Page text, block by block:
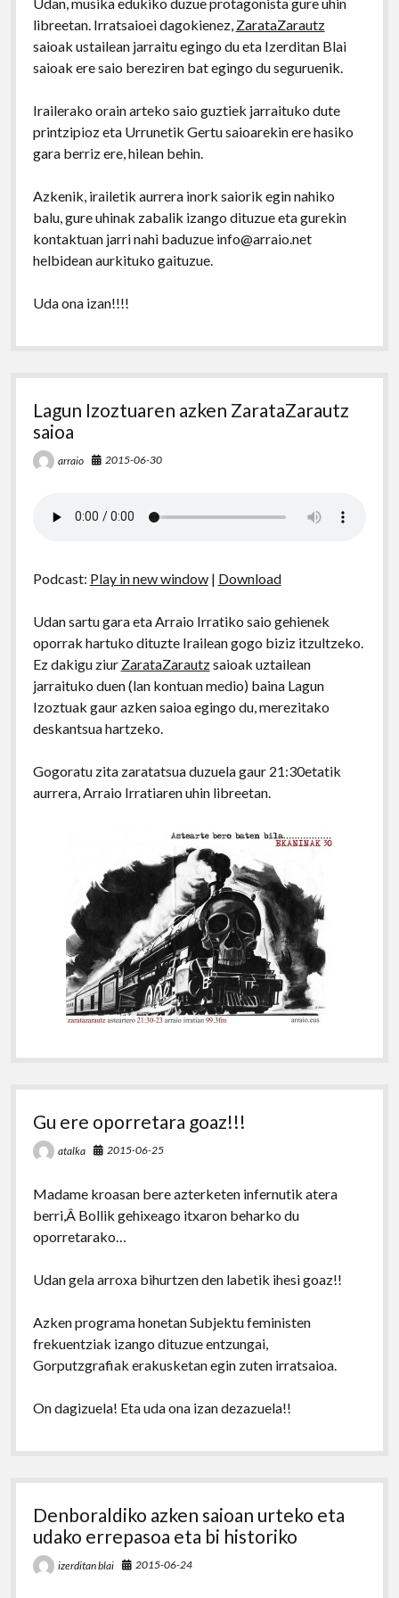
libreetan. Irratsaioei dagokienez, ZarataZarautz
saioak ustailean jarraitu egingo du eta Izerditan Blai
saioak ere saio bereziren bat egingo du seguruenik.
Irailerako orain arteko saio guztiek jarraituko dute
printzipioz eta Urrunetik Gertu saioarekin ere hasiko
gara berriz ere, hilean behin.
Azkenik, irailetik aurrera inork saiorik egin nahiko
balu, gure uhinak zabalik izango dituzue eta gurekin
kontaktuan jarri nahi baduzue info@arraio.net
helbidean aurkituko gaituzue.
Uda ona izan!!!!
Lagun Izoztuaren azken ZarataZarautz
saioa
arraio 2015-06-30
Podcast: Play in new window| Download
Udan sartu gara eta Arraio Irratiko saio gehienek
oporrak hartuko dituzte Irailean gogo biziz itzultzeko.
Ez dakigu ziur ZarataZarautzsaioak uztailean
jarraituko duen (lan kontuan medio) baina Lagun
Izoztuak gaur azken saioa egingo du, merezitako
deskantsua hartzeko.
Gogoratu zita zaratatsua duzuela gaur 21:30etatik
aurrera, Arraio Irratiaren uhin libreetan.
Gu ere oporretara goaz!!!
atalka 2015-06-25
Madame kroasan bere azterketen infernutik atera
berri,Â Bollik gehixeago itxaron beharko du
oporretarako…
Udan gela arroxa bihurtzen den labetik ihesi goaz!!
Azken programa honetan Subjektu feministen
frekuentziak izango dituzue entzungai,
Gorputzgrafiak erakusketan egin zuten irratsaioa.
On dagizuela! Eta uda ona izan dezazuela!!
Denboraldiko azken saioan urteko eta
udako errepasoa eta bi historiko
izerditan blai 2015-06-24